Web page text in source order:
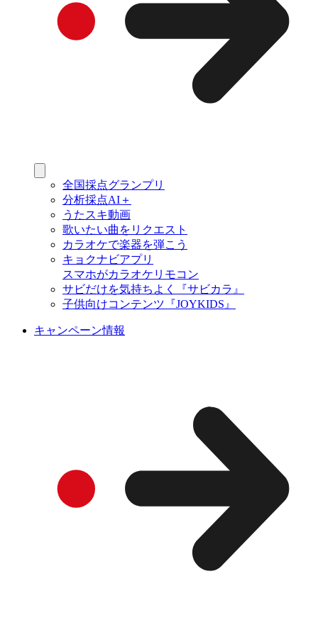
全国採点グランプリ
分析採点AI＋
うたスキ動画
歌いたい曲をリクエスト
カラオケで楽器を弾こう
キョクナビアプリ
スマホがカラオケリモコン
サビだけを気持ちよく『サビカラ』
子供向けコンテンツ『JOYKIDS』
キャンペーン情報